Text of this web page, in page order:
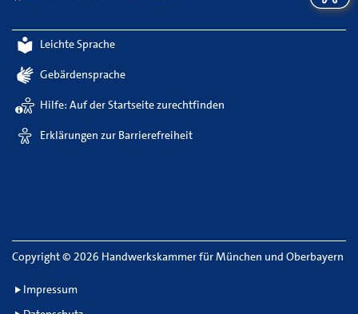
Leichte Sprache
Gebärdensprache
Hilfe: Auf der Startseite zurechtfinden
Erklärungen zur Barrierefreiheit
Copyright© 2026 Handwerkskammer für München und Oberbayern
Impressum